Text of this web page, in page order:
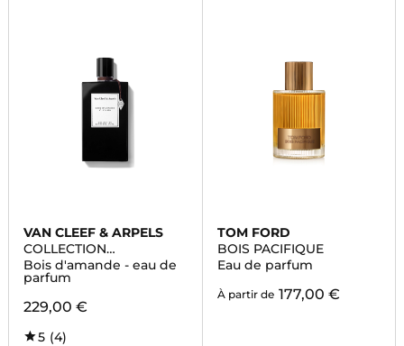
VAN CLEEF & ARPELS
COLLECTION
EXTRAORDINAIRE
Bois d'amande - eau de
parfum
229,00 €
5 (4)
TOM FORD
BOIS PACIFIQUE
Eau de parfum
À partir de 177,00 €